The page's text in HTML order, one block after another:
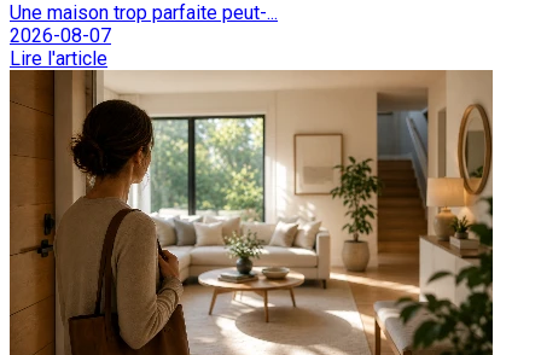
Une maison trop parfaite peut-...
2026-08-07
Lire l'article